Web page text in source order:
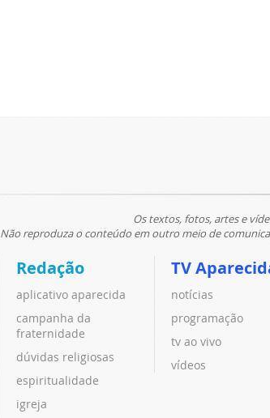
Os textos, fotos, artes e
Não reproduza o conteúdo em outro meio de
Redação
aplicativo aparecida
campanha da
fraternidade
dúvidas religiosas
espiritualidade
igreja
TV
notícias
programação
tv ao vivo
vídeos